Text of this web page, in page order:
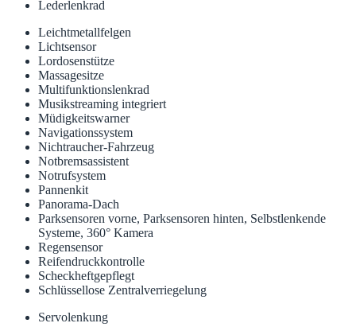
Lederlenkrad
Leichtmetallfelgen
Lichtsensor
Lordosenstütze
Massagesitze
Multifunktionslenkrad
Musikstreaming integriert
Müdigkeitswarner
Navigationssystem
Nichtraucher-Fahrzeug
Notbremsassistent
Notrufsystem
Pannenkit
Panorama-Dach
Parksensoren vorne, Parksensoren hinten, Selbstlenkende
Systeme, 360° Kamera
Regensensor
Reifendruckkontrolle
Scheckheftgepflegt
Schlüssellose Zentralverriegelung
Servolenkung